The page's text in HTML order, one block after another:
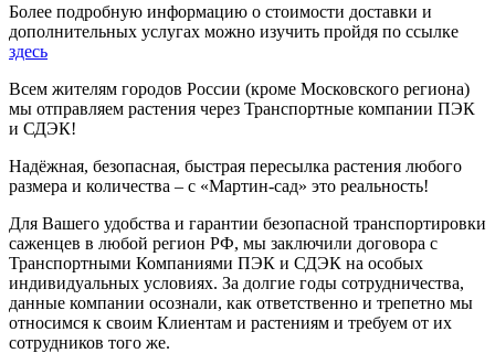
Более подробную информацию о стоимости доставки и
дополнительных услугах можно изучить пройдя по ссылке
здесь
Всем жителям городов России (кроме Московского региона)
мы отправляем растения через Транспортные компании ПЭК
и СДЭК!
Надёжная, безопасная, быстрая пересылка растения любого
размера и количества – с «Мартин-сад» это реальность!
Для Вашего удобства и гарантии безопасной транспортировки
саженцев в любой регион РФ, мы заключили договора с
Транспортными Компаниями ПЭК и СДЭК на особых
индивидуальных условиях. За долгие годы сотрудничества,
данные компании осознали, как ответственно и трепетно мы
относимся к своим Клиентам и растениям и требуем от их
сотрудников того же.